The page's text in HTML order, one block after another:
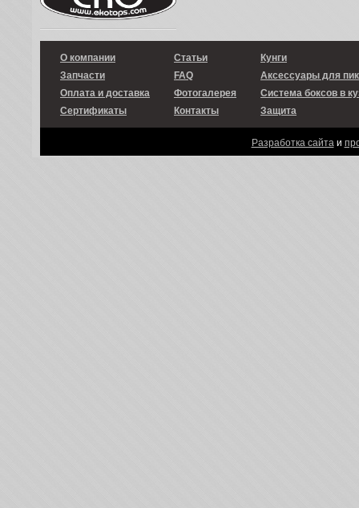
О компании
Запчасти
Оплата и доставка
Сертификаты
Статьи
FAQ
Фотогалерея
Контакты
Кунги
Аксессуары для
Система боксов в
Защита
Разработка сайтаи